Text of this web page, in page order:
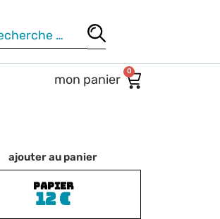
0
ajouter au panier
PAPIER
12€